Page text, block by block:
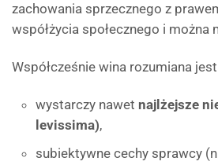
zachowania sprzecznego z
współżycia społecznego i można
Współcześnie wina rozumiana
wystarczy nawet najlżejsze
levissima),
subiektywne cechy sprawcy